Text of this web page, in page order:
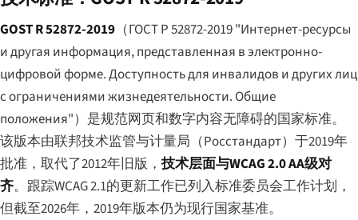
GOST R 52872-2019 （ГОСТ Р 52872-2019 "Интернет-ресурсы
и другая информация, представленная в электронно-
цифровой форме. Доступность для инвалидов и других лиц
с ограничениями жизнедеятельности. Общие
положения"）是规范网页和数字内容无障碍的国家标准。
该版本由联邦技术监管与计量局（Росстандарт）于2019年
批准，取代了2012年旧版， 技术层面与WCAG 2.0 AA级对
齐。跟踪WCAG 2.1的更新工作已列入标准委员会工作计划，
但截至2026年，2019年版本仍为现行国家基准。